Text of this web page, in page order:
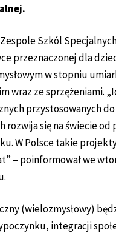
Szkól
przeznaczonej dla
w stopniu
wraz ze sprzężeniami.
przystosowanych
rozwija się na świecie
W Polsce takie
– poinformował we
(wielozmysłowy)
integracji